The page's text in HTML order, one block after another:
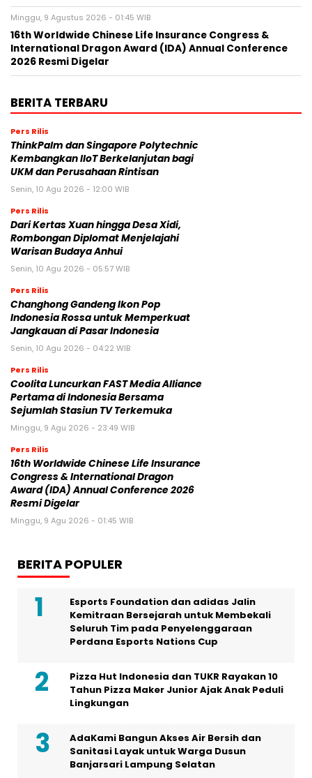
Minggu, 9 Agustus 2026 - 01:45 WIB
16th Worldwide Chinese Life Insurance Congress &
International Dragon Award (IDA) Annual Conference
2026 Resmi Digelar
BERITA TERBARU
Pers Rilis
ThinkPalm dan Singapore Polytechnic
Kembangkan IIoT Berkelanjutan bagi
UKM dan Perusahaan Rintisan
Senin, 10 Agu 2026 - 12:00 WIB
Pers Rilis
Dari Kertas Xuan hingga Desa Xidi,
Rombongan Diplomat Menjelajahi
Warisan Budaya Anhui
Senin, 10 Agu 2026 - 05:57 WIB
Pers Rilis
Changhong Gandeng Ikon Pop
Indonesia Rossa untuk Memperkuat
Jangkauan di Pasar Indonesia
Senin, 10 Agu 2026 - 04:22 WIB
Pers Rilis
Coolita Luncurkan FAST Media Alliance
Pertama di Indonesia Bersama
Sejumlah Stasiun TV Terkemuka
Minggu, 9 Agu 2026 - 23:49 WIB
Pers Rilis
16th Worldwide Chinese Life Insurance
Congress & International Dragon
Award (IDA) Annual Conference 2026
Resmi Digelar
Minggu, 9 Agu 2026 - 01:45 WIB
BERITA POPULER
Esports Foundation dan adidas Jalin
Kemitraan Bersejarah untuk Membekali
Seluruh Tim pada Penyelenggaraan
Perdana Esports Nations Cup
Pizza Hut Indonesia dan TUKR Rayakan 10
Tahun Pizza Maker Junior Ajak Anak Peduli
Lingkungan
AdaKami Bangun Akses Air Bersih dan
Sanitasi Layak untuk Warga Dusun
Banjarsari Lampung Selatan